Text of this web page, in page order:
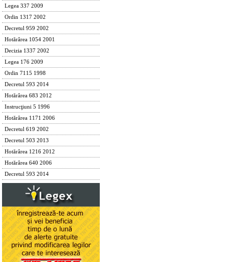
Legea 337 2009
Ordin 1317 2002
Decretul 959 2002
Hotărârea 1054 2001
Decizia 1337 2002
Legea 176 2009
Ordin 7115 1998
Decretul 593 2014
Hotărârea 683 2012
Instrucţiuni 5 1996
Hotărârea 1171 2006
Decretul 619 2002
Decretul 503 2013
Hotărârea 1216 2012
Hotărârea 640 2006
Decretul 593 2014